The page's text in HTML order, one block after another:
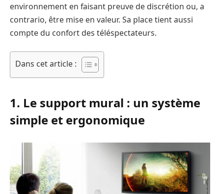
environnement en faisant preuve de discrétion ou, a
contrario, être mise en valeur. Sa place tient aussi
compte du confort des téléspectateurs.
Dans cet article :
1. Le support mural : un système
simple et ergonomique